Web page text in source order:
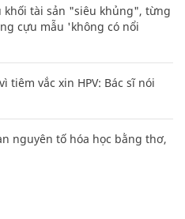
khối tài sản "siêu khủng", từng
cựu mẫu 'không có nổi
tiêm vắc xin HPV: Bác sĩ nói
nguyên tố hóa học bằng thơ,